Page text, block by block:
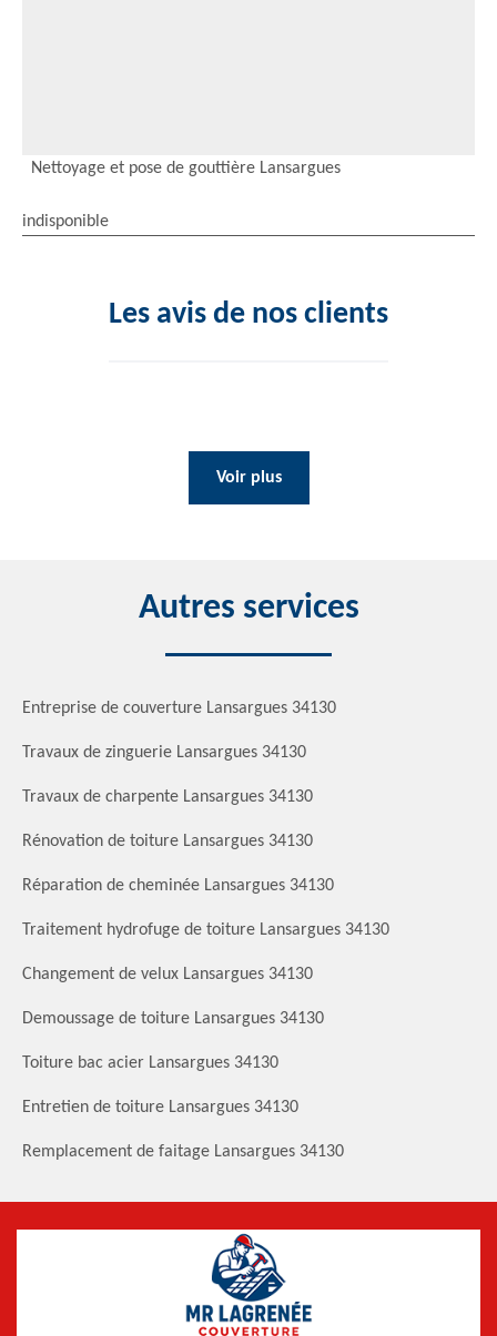
Nettoyage et pose de gouttière Lansargues
indisponible
Les avis de nos clients
Voir plus
Autres services
Entreprise de couverture Lansargues 34130
Travaux de zinguerie Lansargues 34130
Travaux de charpente Lansargues 34130
Rénovation de toiture Lansargues 34130
Réparation de cheminée Lansargues 34130
Traitement hydrofuge de toiture Lansargues 34130
Changement de velux Lansargues 34130
Demoussage de toiture Lansargues 34130
Toiture bac acier Lansargues 34130
Entretien de toiture Lansargues 34130
Remplacement de faitage Lansargues 34130